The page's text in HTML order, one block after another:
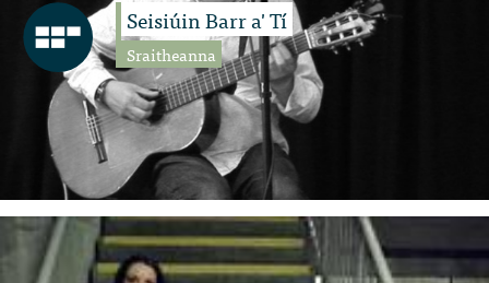
Seisiúin Barr a' Tí
Sraitheanna